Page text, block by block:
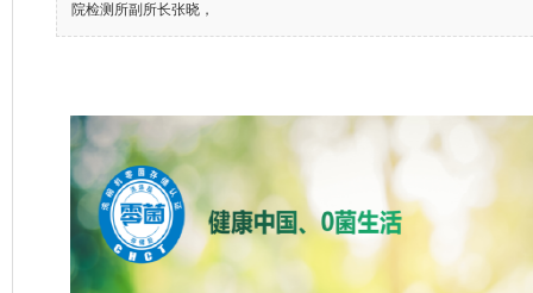
院检测所副所长张晓，